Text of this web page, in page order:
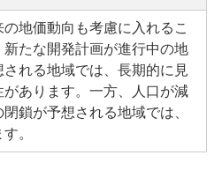
地価動向も考慮に入れるこ
たな開発計画が進行中の地
れる地域では、長期的に見
あります。一方、人口が減
鎖が予想される地域では、
。